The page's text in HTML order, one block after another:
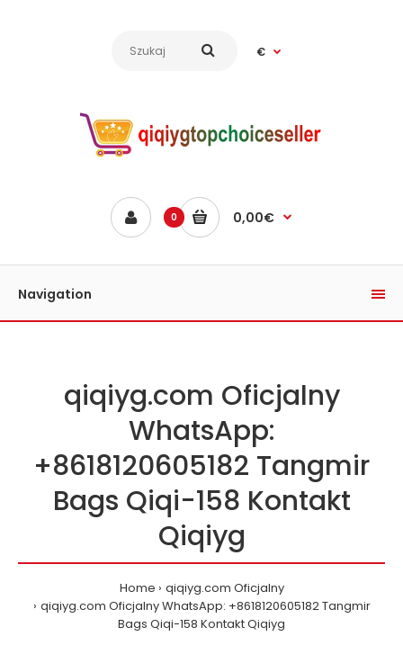
€
0 0,00€
Navigation
qiqiyg.com Oficjalny
WhatsApp:
+8618120605182 Tangmir
Bags Qiqi-158 Kontakt
Qiqiyg
Home
qiqiyg.com Oficjalny
qiqiyg.com Oficjalny WhatsApp: +8618120605182 Tangmir
Bags Qiqi-158 Kontakt Qiqiyg